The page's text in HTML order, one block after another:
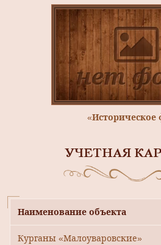
«Историческое
УЧЕТНАЯ
Наименование объекта
Курганы «Малоуваровские»